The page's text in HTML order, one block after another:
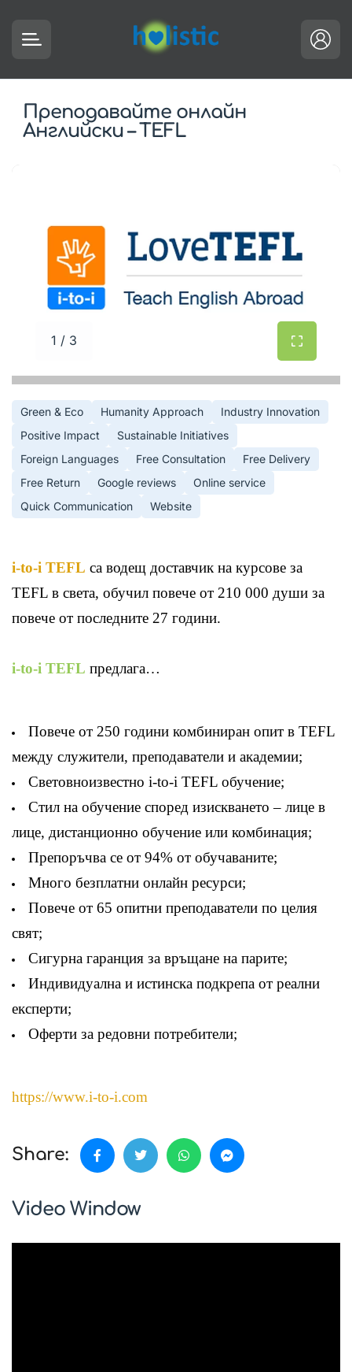
Преподавайте онлайн
Английски – TEFL
1 / 3
Green & Eco Humanity Approach
Industry Innovation
Positive Impact
Sustainable Initiatives
Foreign Languages
Free Consultation
Free Delivery
Free Return
Google reviews
Online service
Quick Communication
Website
i-to-i TEFL са водещ доставчик на курсове за
TEFL в света, обучил повече от 210 000 души за
повече от последните 27 години.
i-to-i TEFL предлага…
Повече от 250 години комбиниран опит в TEFL
между служители, преподаватели и академии;
Световноизвестно i-to-i TEFL обучение;
Стил на обучение според изискването – лице в
лице, дистанционно обучение или комбинация;
Препоръчва се от 94% от обучаваните;
Много безплатни онлайн ресурси;
Повече от 65 опитни преподаватели по целия
свят;
Сигурна гаранция за връщане на парите;
Индивидуална и истинска подкрепа от реални
експерти;
Оферти за редовни потребители;
https://www.i-to-i.com
Share:
Video Window